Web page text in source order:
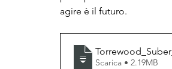
agire è il futuro.
Scarica • 2.19MB